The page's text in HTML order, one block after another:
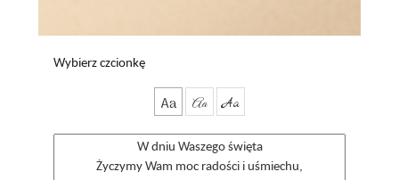
Wybierz czcionkę
Aa Aa Aa